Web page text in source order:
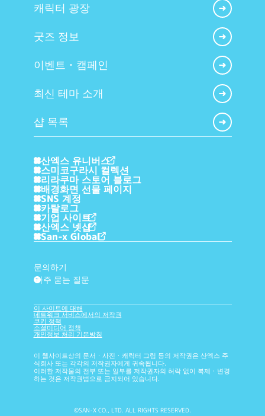
캐릭터 광장
굿즈 정보
이벤트・캠페인
최신 테마 소개
샵 목록
산엑스 유니버스
스미코구라시 컬렉션
리라쿠마 스토어 블로그
배경화면 선물 페이지
SNS 계정
카탈로그
기업 사이트
산엑스 넷샵
San-x Global
문의하기
?
자주 묻는 질문
이 사이트에 대해
네트워크 서비스에서의 저작권
쿠키 정책
소셜미디어 정책
개인정보 처리 기본방침
이 웹사이트상의 문서・사진・캐릭터 그림 등의 저작권은 산엑스 주
식회사 또는 각각의 저작권자에게 귀속됩니다.
이러한 저작물의 전부 또는 일부를 저작권자의 허락 없이 복제・변경
하는 것은 저작권법으로 금지되어 있습니다.
©SAN-X CO., LTD. ALL RIGHTS RESERVED.